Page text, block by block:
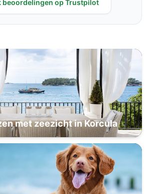
beoordelingen op Trustpilot
met zeezicht in Korcula